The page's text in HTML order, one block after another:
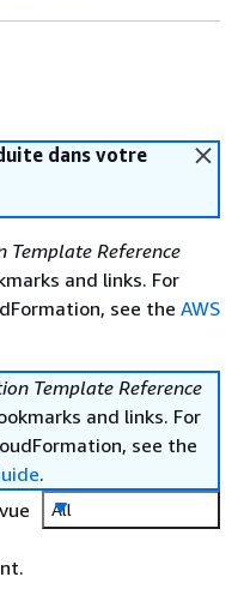
dans votre
Template Reference
and links. For
see the AWS
Template Reference
and links. For
see the
.
All